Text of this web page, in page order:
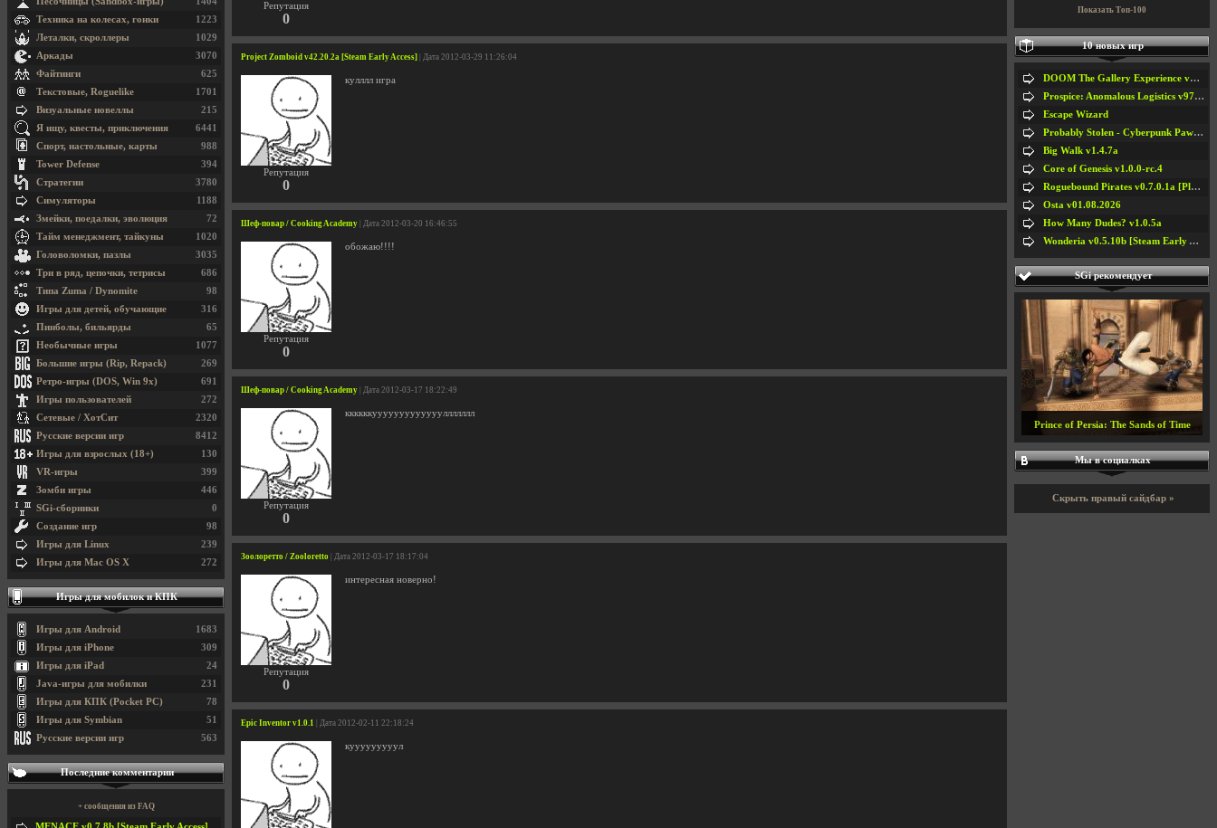
Репутация
0
Project Zomboid v42.20.2a [Steam Early Access] | Дата 2012-03-29 11:26:04
Репутация
0
кулллл игра
Шеф-повар / Cooking Academy | Дата 2012-03-20 16:46:55
Репутация
0
обожаю!!!!
Шеф-повар / Cooking Academy | Дата 2012-03-17 18:22:49
Репутация
0
ккккккуууууууууууууллллллл
Зоолоретто / Zooloretto | Дата 2012-03-17 18:17:04
Репутация
0
интересная новерно!
Epic Inventor v1.0.1 | Дата 2012-02-11 22:18:24
кууууууууул
1223
Техника на колесах, гонки
1029
Леталки, скроллеры
3070
Аркады
625
Файтинги
1701
Текстовые, Roguelike
215
Визуальные новеллы
6441
Я ищу, квесты, приключения
988
Спорт, настольные, карты
394
Tower Defense
3780
Стратегии
1188
Симуляторы
72
Змейки, поедалки, эволюция
1020
Тайм менеджмент, тайкуны
3035
Головоломки, пазлы
686
Три в ряд, цепочки, тетрисы
98
Типа Zuma / Dynomite
316
Игры для детей, обучающие
65
Пинболы, бильярды
1077
Необычные игры
269
Большие игры (Rip, Repack)
691
Ретро-игры (DOS, Win 9x)
272
Игры пользователей
2320
Сетевые / ХотСит
8412
Русские версии игр
130
Игры для взрослых (18+)
399
VR-игры
446
Зомби игры
0
SGi-сборники
98
Создание игр
239
Игры для Linux
272
Игры для Mac OS X
Игры для мобилок и КПК
1683
Игры для Android
309
Игры для iPhone
24
Игры для iPad
231
Java-игры для мобилки
78
Игры для КПК (Pocket PC)
51
Игры для Symbian
563
Русские версии игр
Последние комментарии
+ сообщения из FAQ
Показать Топ-100
10 новых игр
DOOM The Gallery Experience v1.4.2
Prospice: Anomalous Logistics v97 [Playtest]
Escape Wizard
Probably Stolen - Cyberpunk Pawnshop Simulator v048c [Playtest]
Big Walk v1.4.7a
Core of Genesis v1.0.0-rc.4
Roguebound Pirates v0.7.0.1a [Playtest]
Osta v01.08.2026
How Many Dudes? v1.0.5a
Wonderia v0.5.10b [Steam Early Access]
SGi рекомендует
Prince of Persia: The Sands of Time
Мы в социалках
Скрыть правый сайдбар »